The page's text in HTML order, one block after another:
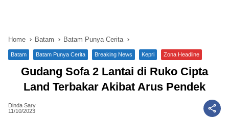
Home Batam Batam Punya Cerita
Batam Batam Punya Cerita Breaking News Kepri Zona Headline
Gudang Sofa 2 Lantai di Ruko Cipta
Land Terbakar Akibat Arus Pendek
Dinda Sary
11/10/2023